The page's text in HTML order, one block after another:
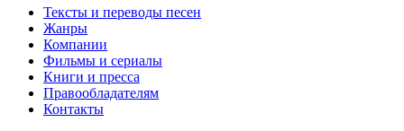
Тексты и переводы песен
Жанры
Компании
Фильмы и сериалы
Книги и пресса
Правообладателям
Контакты